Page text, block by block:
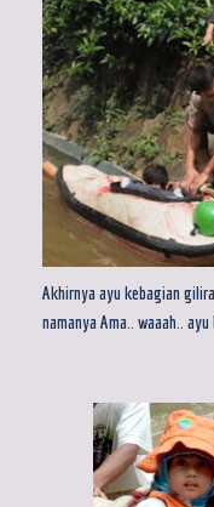
Akhirnya ayu kebagian
namanya Ama.. waaah..